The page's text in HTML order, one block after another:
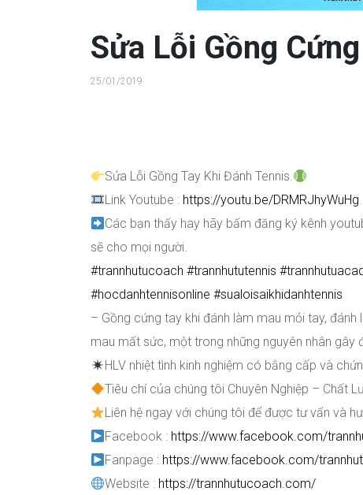
Sửa Lỗi Gồng
25/01/2019
Sửa Lỗi Gồng Tay Khi Đánh Tennis.
Link Youtube : https://youtu.be/DRMRJhyWuHg.
Các bạn thấy hay hãy bấm đăng ký kênh
sẽ cho mọi người.
#trannhutucoach #trannhututennis #
#hocdanhtennisonline #sualoisaikhidanhtennis
– Gồng cứng tay khi đánh làm mau mỏi tay,
mau mất sức, một trong những nguyên nhân gây
HLV nhiệt tình kinh nghiệm có bằng cấp và
Tiêu chí của chúng tôi Chuyên Nghiệp – Chất
Liên hệ ngay với chúng tôi để được tư vấn và
Facebook : https://www.facebook.com/
Fanpage : https://www.facebook.com/
Website : https://trannhutucoach.com/